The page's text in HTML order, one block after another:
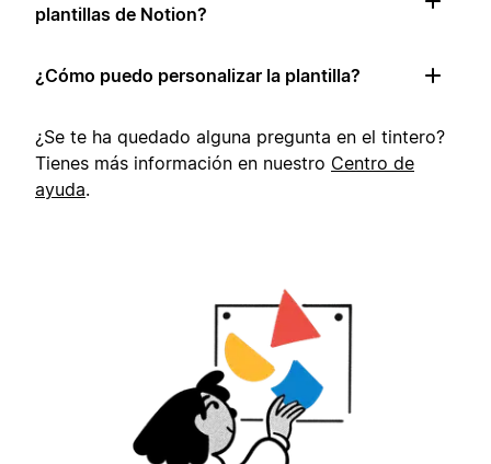
plantillas de Notion?
¿Cómo puedo personalizar la plantilla?
¿Se te ha quedado alguna pregunta en el tintero?
Tienes más información en nuestro Centro de
ayuda.